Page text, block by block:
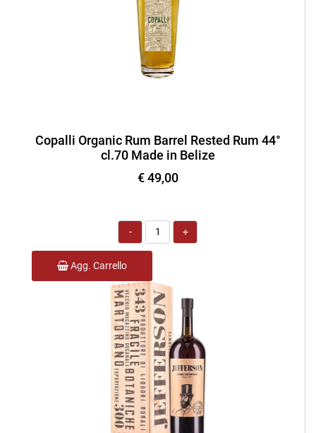
Copalli Organic Rum Barrel Rested Rum 44°
cl.70 Made in Belize
€ 49,00
Quantità
Agg. Carrello